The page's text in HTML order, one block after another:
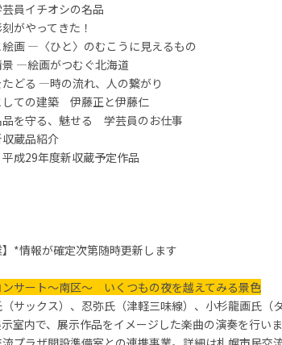
員イチオシの名品
がやってきた！
画 ―〈ひと〉のむこうに見えるもの
―絵画がつむぐ北海道
どる ―時の流れ、人の繋がり
ての建築 伊藤正と伊藤仁
を守る、魅せる 学芸員のお仕事
蔵品紹介
成29年度新収蔵予定作品
】*情報が確定次第随時更新します
ンサート～南区～ いくつもの夜を越えてみる景色
サックス）、忍弥氏（津軽三味線）、小杉龍画氏（タ
室内で、展示作品をイメージした楽曲の演奏を行いま